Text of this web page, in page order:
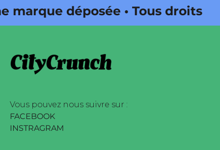
déposée • Tous droits
déposée • Tous droits
par Buena Onda Web •
Vous pouvez nous suivre sur :
FACEBOOK
INSTRAGRAM